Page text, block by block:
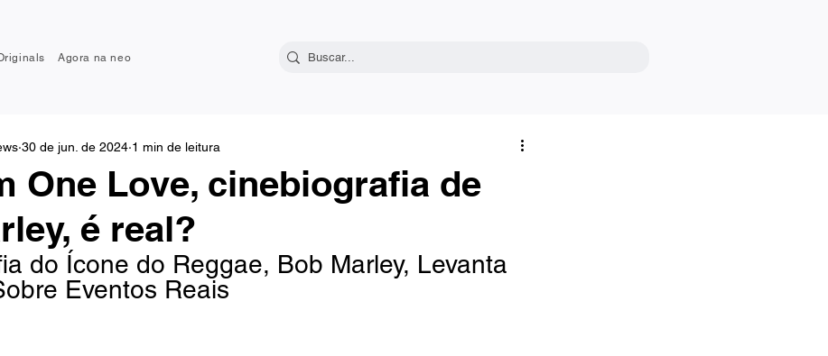
Agora na neo
One Love, cinebiografia de
é real?
30 de jun. de 2024 1 min de leitura
do Ícone do Reggae, Bob Marley, Levanta
Eventos Reais